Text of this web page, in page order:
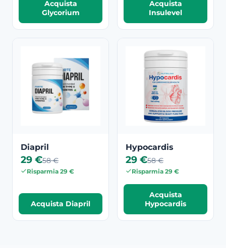
Acquista
Glycorium
Acquista
Insulevel
Diapril
29 €58 €
Risparmia 29 €
Acquista Diapril
Hypocardis
29 €58 €
Risparmia 29 €
Acquista
Hypocardis